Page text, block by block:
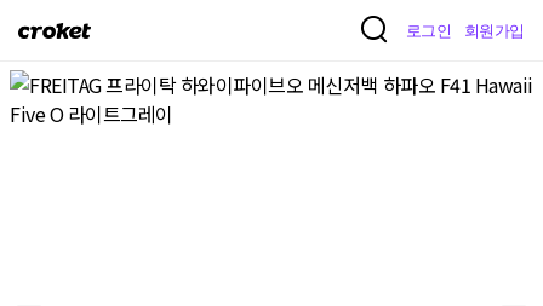
크
켓
로그인 회원가입